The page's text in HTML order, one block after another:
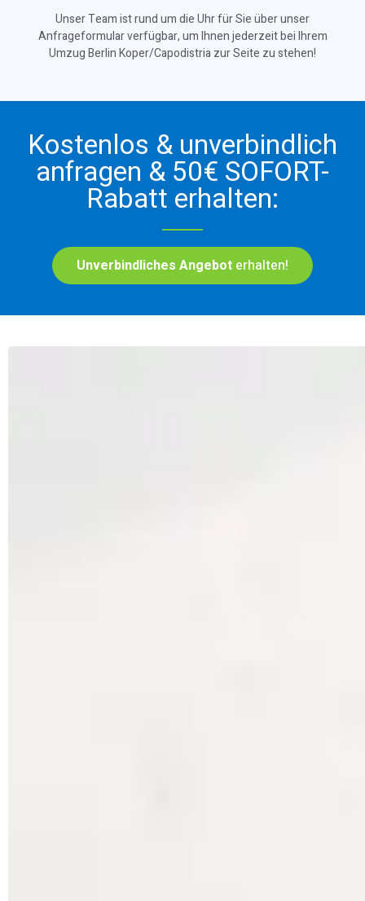
Unser Team ist rund um die Uhr für Sie über unser
Anfrageformular verfügbar, um Ihnen jederzeit bei Ihrem
Umzug Berlin Koper/Capodistria zur Seite zu stehen!
Kostenlos & unverbindlich
anfragen & 50€ SOFORT-
Rabatt erhalten:
Unverbindliches Angebot erhalten!